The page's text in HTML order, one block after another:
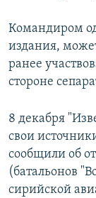
Командиром
издания,
ранее
стороне
8 декабря
свои
сообщили об
(батальонов
сирийской